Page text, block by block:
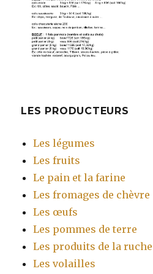
LES PRODUCTEURS
Les légumes
Les fruits
Le pain et la farine
Les fromages de chèvre
Les œufs
Les pommes de terre
Les produits de la ruche
Les volailles